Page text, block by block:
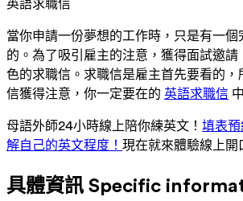
英語求職信
當你申請一份夢想的工作時，只是有一個
的。為了吸引雇主的注意，獲得面試邀請
色的求職信。求職信是雇主首先要看的
信獲得注意，你一定要在的 英語求職信
母語外師24小時線上陪你練英文！ 填表
解自己的英文程度！ 現在就來體驗線上開
具體資訊 Specific